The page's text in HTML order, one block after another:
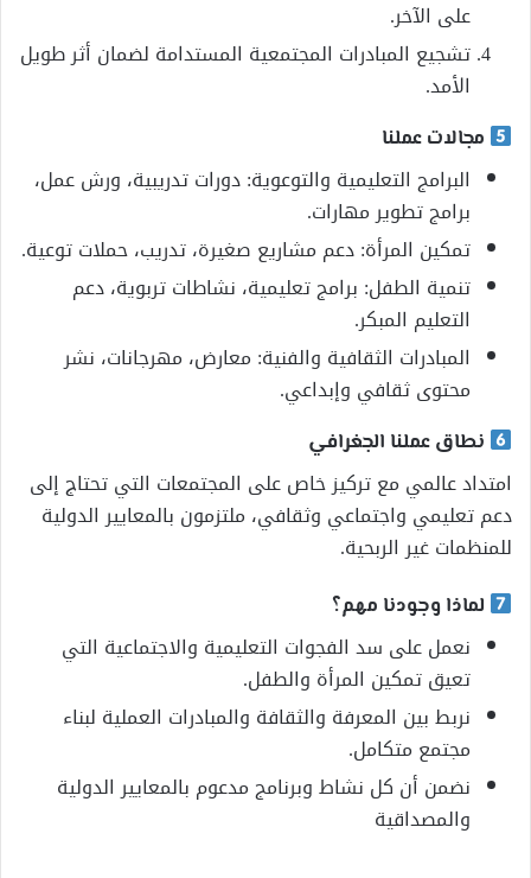
على الآخر.
تشجيع المبادرات المجتمعية المستدامة لضمان أثر طويل
الأمد.
مجالات عملنا
البرامج التعليمية والتوعوية: دورات تدريبية، ورش عمل،
برامج تطوير مهارات.
تمكين المرأة: دعم مشاريع صغيرة، تدريب، حملات توعية.
تنمية الطفل: برامج تعليمية، نشاطات تربوية، دعم
التعليم المبكر.
المبادرات الثقافية والفنية: معارض، مهرجانات، نشر
محتوى ثقافي وإبداعي.
نطاق عملنا الجغرافي
امتداد عالمي مع تركيز خاص على المجتمعات التي تحتاج إلى
دعم تعليمي واجتماعي وثقافي، ملتزمون بالمعايير الدولية
للمنظمات غير الربحية.
لماذا وجودنا مهم؟
نعمل على سد الفجوات التعليمية والاجتماعية التي
تعيق تمكين المرأة والطفل.
نربط بين المعرفة والثقافة والمبادرات العملية لبناء
مجتمع متكامل.
نضمن أن كل نشاط وبرنامج مدعوم بالمعايير الدولية
والمصداقية